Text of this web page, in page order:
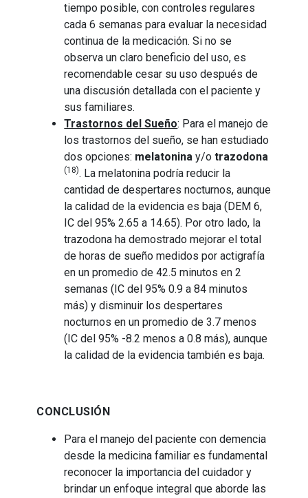
tiempo posible, con controles regulares
cada 6 semanas para evaluar la necesidad
continua de la medicación. Si no se
observa un claro beneficio del uso, es
recomendable cesar su uso después de
una discusión detallada con el paciente y
sus familiares.
Trastornos del Sueño: Para el manejo de
los trastornos del sueño, se han estudiado
dos opciones: melatonina y/otrazodona
(18). La melatonina podría reducir la
cantidad de despertares nocturnos, aunque
la calidad de la evidencia es baja (DEM 6,
IC del 95% 2.65 a 14.65). Por otro lado, la
trazodona ha demostrado mejorar el total
de horas de sueño medidos por actigrafía
en un promedio de 42.5 minutos en 2
semanas (IC del 95% 0.9 a 84 minutos
más) y disminuir los despertares
nocturnos en un promedio de 3.7 menos
(IC del 95% -8.2 menos a 0.8 más), aunque
la calidad de la evidencia también es baja.
CONCLUSIÓN
Para el manejo del paciente con demencia
desde la medicina familiar es fundamental
reconocer la importancia del cuidador y
brindar un enfoque integral que aborde las